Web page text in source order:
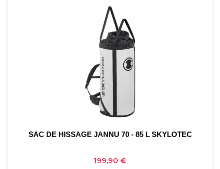
SAC DE HISSAGE JANNU 70 - 85 L SKYLOTEC
Prix
199,90 €